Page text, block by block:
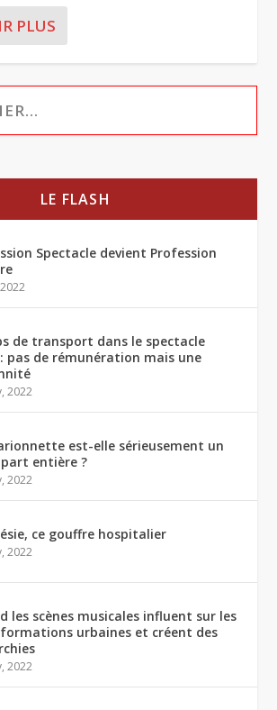
PLUS
LE FLASH
Spectacle devient Profession
de transport dans le spectacle
pas de rémunération mais une
2022
est-elle sérieusement un
entière ?
2022
ce gouffre hospitalier
2022
les scènes musicales influent sur les
urbaines et créent des
2022